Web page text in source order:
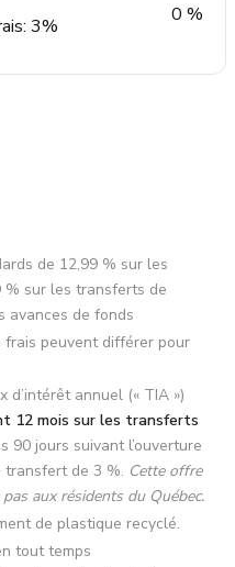
3%
0 %
de 12,99 % sur les
% sur les transferts de
avances de fonds
peuvent différer pour
annuel (« TIA »)
12 mois sur les transferts
jours suivant l’ouverture
transfert de 3 %. Cette offre
aux résidents du Québec.
de plastique recyclé.
tout temps